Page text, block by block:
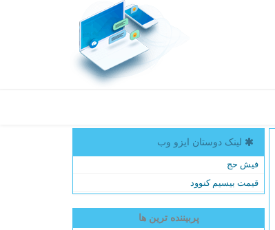
لینک دوستان ایزو وب
فیش حج
قیمت بیسیم کنوود
پربیننده ترین ها